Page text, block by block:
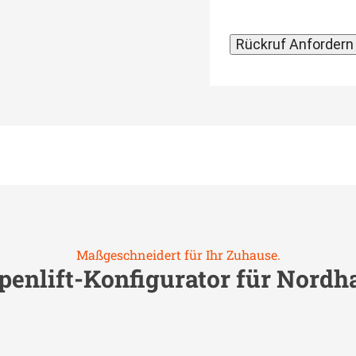
Maßgeschneidert für Ihr Zuhause.
Konfigurator für